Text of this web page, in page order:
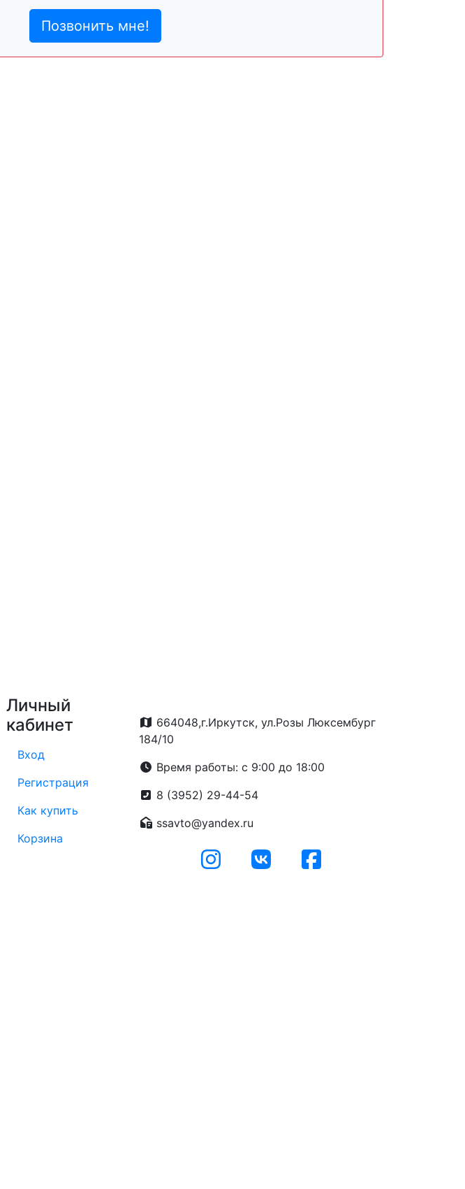
Позвонить мне!
Личный
кабинет
Вход
Регистрация
Как купить
Корзина
664048,г.Иркутск, ул.Розы Люксембург
184/10
Время работы: с 9:00 до 18:00
8 (3952) 29-44-54
ssavto@yandex.ru